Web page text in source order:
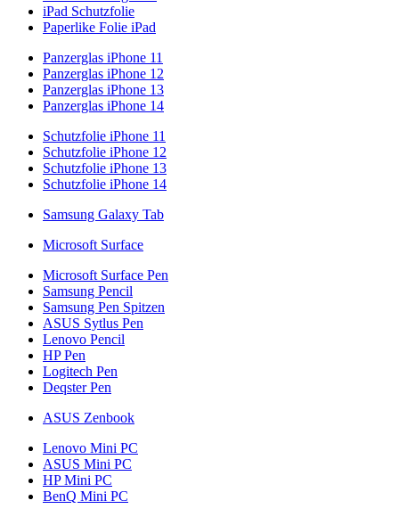
iPad Schutzfolie
Paperlike Folie iPad
Panzerglas iPhone 11
Panzerglas iPhone 12
Panzerglas iPhone 13
Panzerglas iPhone 14
Schutzfolie iPhone 11
Schutzfolie iPhone 12
Schutzfolie iPhone 13
Schutzfolie iPhone 14
Samsung Galaxy Tab
Microsoft Surface
Microsoft Surface Pen
Samsung Pencil
Samsung Pen Spitzen
ASUS Sytlus Pen
Lenovo Pencil
HP Pen
Logitech Pen
Deqster Pen
ASUS Zenbook
Lenovo Mini PC
ASUS Mini PC
HP Mini PC
BenQ Mini PC